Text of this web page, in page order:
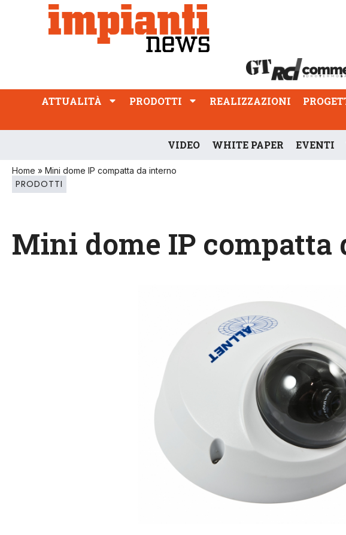
ATTUALITÀ PRODOTTI REALIZZAZIONI
PROFESSIONE
ATTUALITÀ PRODOTTI REALIZZAZIONI
VIDEO WHITE PAPER EVENTI
Home » Mini dome IP compatta da interno
PRODOTTI
Mini dome IP compatta